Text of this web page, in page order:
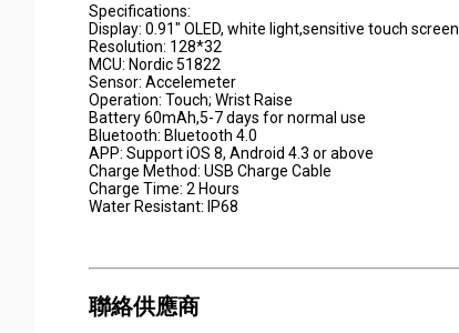
Specifications:
Display: 0.91" OLED, white light,sensitive touch screen
Resolution: 128*32
MCU: Nordic 51822
Sensor: Accelemeter
Operation: Touch; Wrist Raise
Battery 60mAh,5-7 days for normal use
Bluetooth: Bluetooth 4.0
APP: Support iOS 8, Android 4.3 or above
Charge Method: USB Charge Cable
Charge Time: 2 Hours
Water Resistant: IP68
聯絡供應商